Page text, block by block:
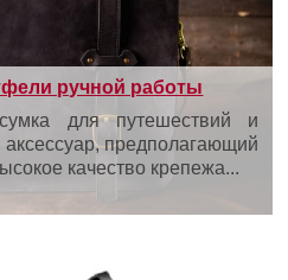
ручной работы
для путешествий и
предполагающий
качество крепежа...